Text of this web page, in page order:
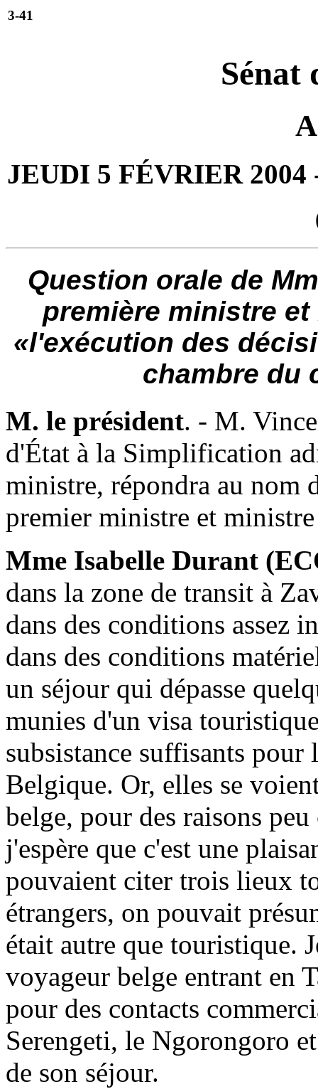
3-41
Sénat
JEUDI 5 FÉVRIER
Question orale de
première ministre
«l'exécution des
chambre du
M. le président. - M.
d'État à la Simplification
ministre, répondra au nom
premier ministre et
Mme Isabelle Durant
dans la zone de transit à
dans des conditions assez
dans des conditions
un séjour qui dépasse
munies d'un visa
subsistance suffisants pour
Belgique. Or, elles se
belge, pour des raisons
j'espère que c'est une
pouvaient citer trois lieux
étrangers, on pouvait
était autre que touristique.
voyageur belge entrant en
pour des contacts
Serengeti, le Ngorongoro
de son séjour.